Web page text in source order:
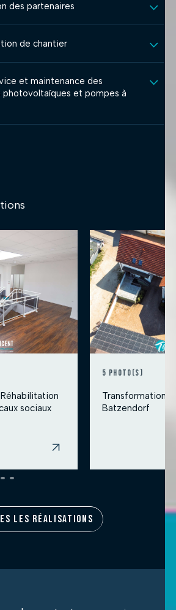
des partenaires
de chantier
et maintenance des
photovoltaïques et pompes à
sociaux
5 photo(s)
Transformation
Batzendorf
LES RÉALISATIONS